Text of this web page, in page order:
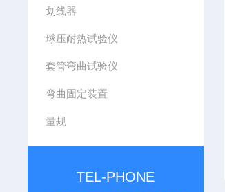
划线器
球压耐热试验仪
套管弯曲试验仪
弯曲固定装置
量规
TEL-PHONE